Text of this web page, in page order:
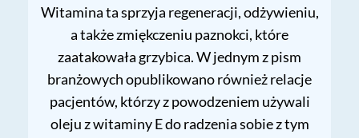
Witamina ta sprzyja regeneracji, odżywieniu,
a także zmiękczeniu paznokci, które
zaatakowała grzybica. W jednym z pism
branżowych opublikowano również relacje
pacjentów, którzy z powodzeniem używali
oleju z witaminy E do radzenia sobie z tym